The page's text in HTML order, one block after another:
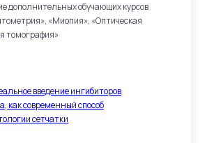
дополнительных обучающих курсов
«Миопия», «Оптическая
томография»
введение ингибиторов
как современный способ
сетчатки